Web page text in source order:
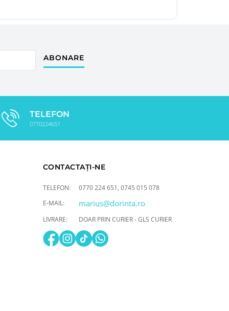
ABONARE
TELEFON
0770224651
CONTACTAȚI-NE
TELEFON: 0770 224 651, 0745 015 078
E-MAIL:
marius@dorinta.ro
LIVRARE: DOAR PRIN CURIER - GLS CURIER